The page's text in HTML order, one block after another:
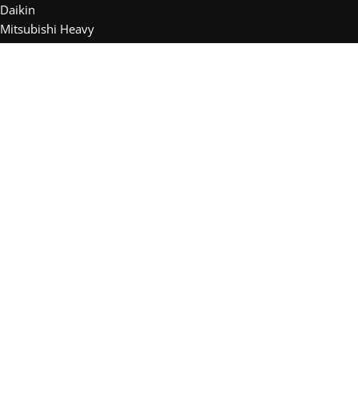
Daikin
Mitsubishi Heavy
Daveti